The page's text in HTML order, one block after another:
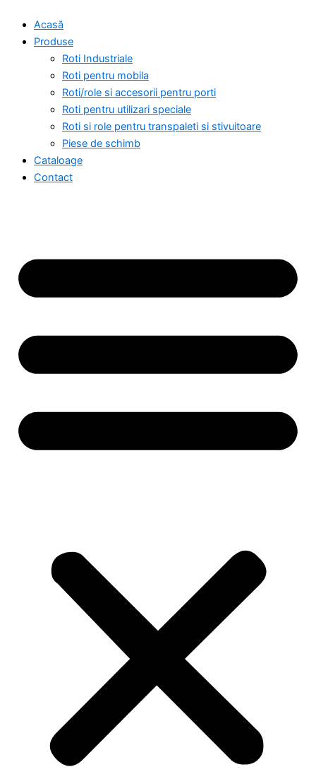
content
Acasă
Produse
Roti Industriale
Roti pentru mobila
Roti/role si accesorii pentru porti
Roti pentru utilizari speciale
Roti si role pentru transpaleti si stivuitoare
Piese de schimb
Cataloage
Contact